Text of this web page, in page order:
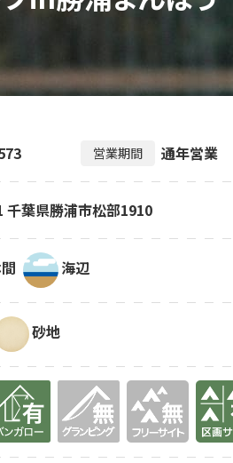
営業期間 通年営業
千葉県勝浦市松部1910
海辺
砂地
有り 有り